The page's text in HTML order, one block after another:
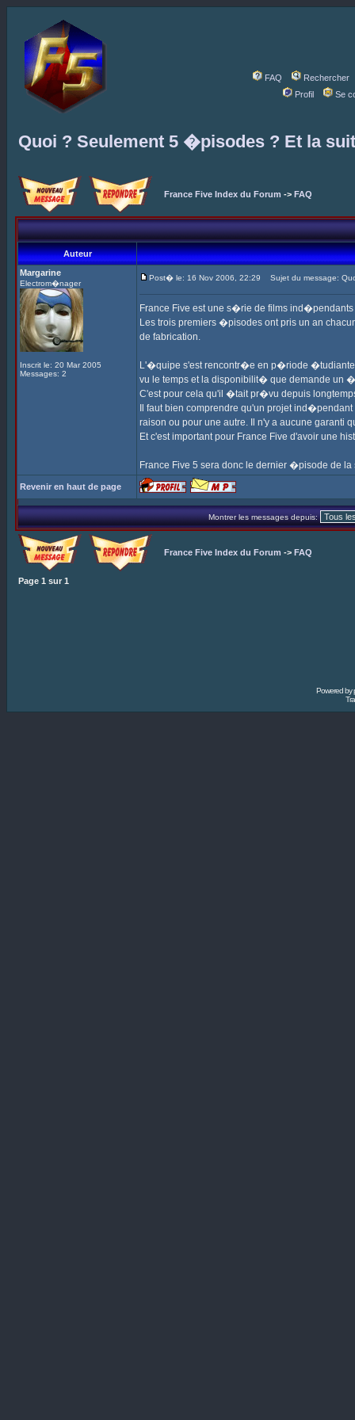
FAQ
Rechercher
Profil
Se
Quoi ? Seulement 5 �pisodes ? Et la
France Five Index du Forum -> FAQ
Auteur
Margarine
Electrom�nager
Inscrit le: 20 Mar 2005
Messages: 2
Post� le: 16 Nov 2006, 22:29 Sujet du message:
France Five est une s�rie de films
Les trois premiers �pisodes ont pris un an
de fabrication.
L'�quipe s'est rencontr�e en p�riode
vu le temps et la disponibilit� que demande un
C'est pour cela qu'il �tait pr�vu depuis
Il faut bien comprendre qu'un projet
raison ou pour une autre. Il n'y a aucune garanti
Et c'est important pour France Five d'avoir une
France Five 5 sera donc le dernier �pisode de
Revenir en haut de page
Montrer les messages depuis:
France Five Index du Forum -> FAQ
Page 1 sur 1
Powered by